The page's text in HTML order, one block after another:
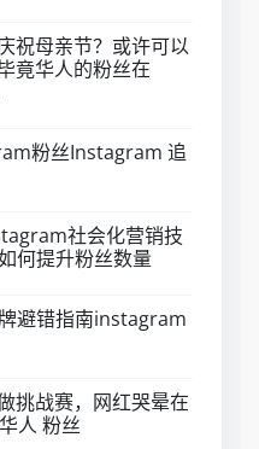
祝母亲节？或许可以
竟华人的粉丝在
粉丝Instagram 追
社会化营销技
何提升粉丝数量
避错指南instagram
挑战赛，网红哭晕在
人 粉丝